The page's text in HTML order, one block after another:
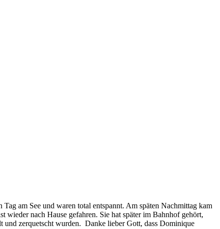
am See und waren total entspannt. Am späten Nachmittag kam
nach Hause gefahren. Sie hat später im Bahnhof gehört,
und zerquetscht wurden. Danke lieber Gott, dass Dominique